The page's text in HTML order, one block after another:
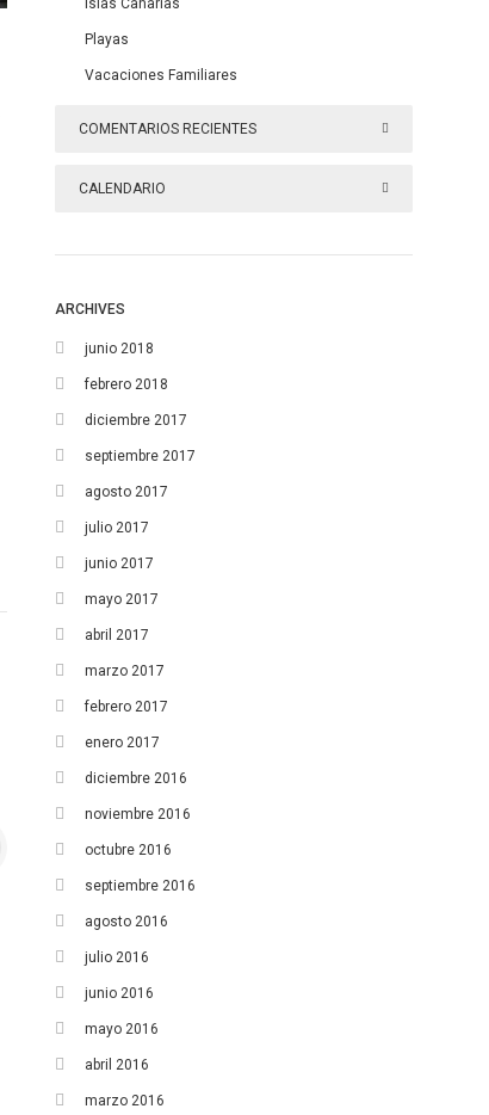
Islas Canarias
Playas
Vacaciones Familiares
COMENTARIOS RECIENTES
CALENDARIO
septiembre 2014
2
9
23
29 30
ARCHIVES
junio 2018
febrero 2018
diciembre 2017
septiembre 2017
agosto 2017
julio 2017
junio 2017
mayo 2017
abril 2017
marzo 2017
febrero 2017
enero 2017
diciembre 2016
noviembre 2016
octubre 2016
septiembre 2016
agosto 2016
julio 2016
junio 2016
mayo 2016
abril 2016
marzo 2016